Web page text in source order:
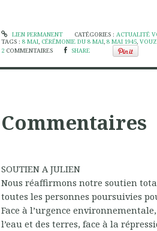
LIEN PERMANENT CATÉGORIES : ACTUALITÉ
TAGS : 8 MAI, CÉRÉMONIE DU 8 MAI, 8 MAI 1945,
2 COMMENTAIRES SHARE
Commentaires
SOUTIEN A JULIEN
Nous réaffirmons notre soutien
toutes les personnes poursuivies
Face à l’urgence
l’eau et des terres, face à la